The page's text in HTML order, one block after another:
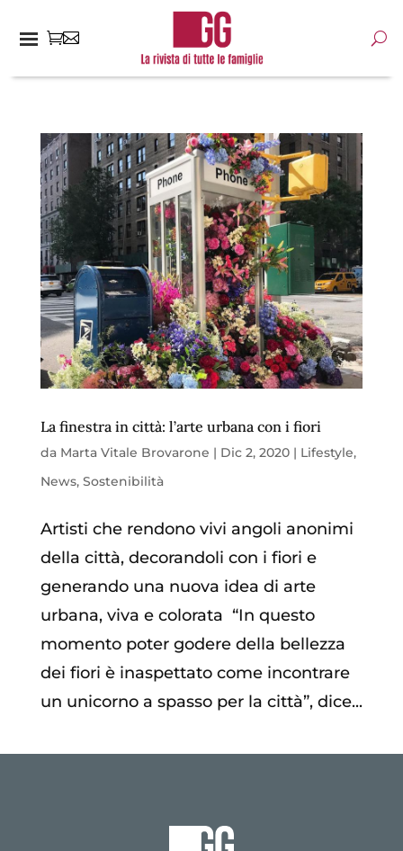
La finestra in città: l’arte urbana con i fiori
da Marta Vitale Brovarone | Dic 2, 2020| Lifestyle,
News, Sostenibilità
Artisti che rendono vivi angoli anonimi
della città, decorandoli con i fiori e
generando una nuova idea di arte
urbana, viva e colorata “In questo
momento poter godere della bellezza
dei fiori è inaspettato come incontrare
un unicorno a spasso per la città”, dice...